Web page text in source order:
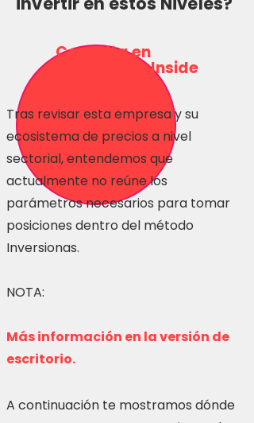
Consulta en
Inversionas Inside
Tras revisar esta empresa y su
ecosistema de precios a nivel
sectorial, entendemos que
actualmente no reúne los
parámetros necesarios para tomar
posiciones dentro del método
Inversionas.
NOTA:
Más información en la versión de
escritorio.
A continuación te mostramos dónde